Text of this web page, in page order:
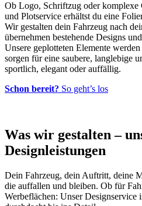
Ob Logo, Schriftzug oder
und Plotservice erhältst du eine
Wir gestalten dein Fahrzeug nach
übernehmen bestehende Designs
Unsere geplotteten Elemente
sorgen für eine saubere, langlebige
sportlich, elegant oder auffällig.
Schon bereit? So geht’s los
Was wir gestalten–
Designleistungen
Dein Fahrzeug, dein Auftritt, deine
die auffallen und bleiben. Ob für
Werbeflächen: Unser Designservice